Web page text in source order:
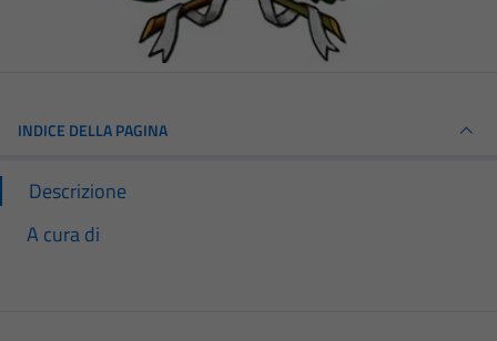
INDICE DELLA PAGINA
Descrizione
A cura di